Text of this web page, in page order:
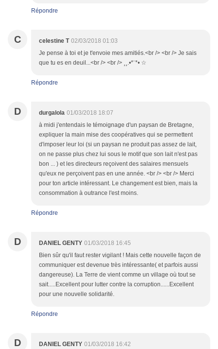
Répondre
C celestine T 02/03/2018 01:03
Je pense à toi et je t'envoie mes amitiés.<br /> <br /> Je sais
que tu es en deuil...<br /> <br /> ¸¸.•*¨*• ☆
Répondre
D durgalola 01/03/2018 18:07
à midi j'entendais le témoignage d'un paysan de Bretagne,
expliquer la main mise des coopératives qui se permettent
d'imposer leur loi (si un paysan ne produit pas assez de lait,
on ne passe plus chez lui sous le motif que son lait n'est pas
bon ... ) et les directeurs reçoivent des salaires mensuels
qu'eux ne perçoivent pas en une année. <br /> <br /> Merci
pour ton article intéressant. Le changement est bien, mais la
consommation à outrance l'est moins.
Répondre
D DANIEL GENTY 01/03/2018 16:45
Bien sûr qu'il faut rester vigilant ! Mais cette nouvelle façon de
communiquer est devenue très intéressante( et parfois aussi
dangereuse). La Terre de vient comme un village où tout se
sait.....Excellent pour lutter contre la corruption......Excellent
pour une nouvelle solidarité.
Répondre
D DANIEL GENTY 01/03/2018 16:42